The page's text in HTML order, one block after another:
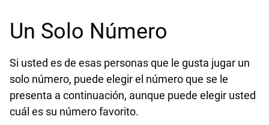
Un Solo Número
Si usted es de esas personas que le gusta jugar un
solo número, puede elegir el número que se le
presenta a continuación, aunque puede elegir usted
cuál es su número favorito.